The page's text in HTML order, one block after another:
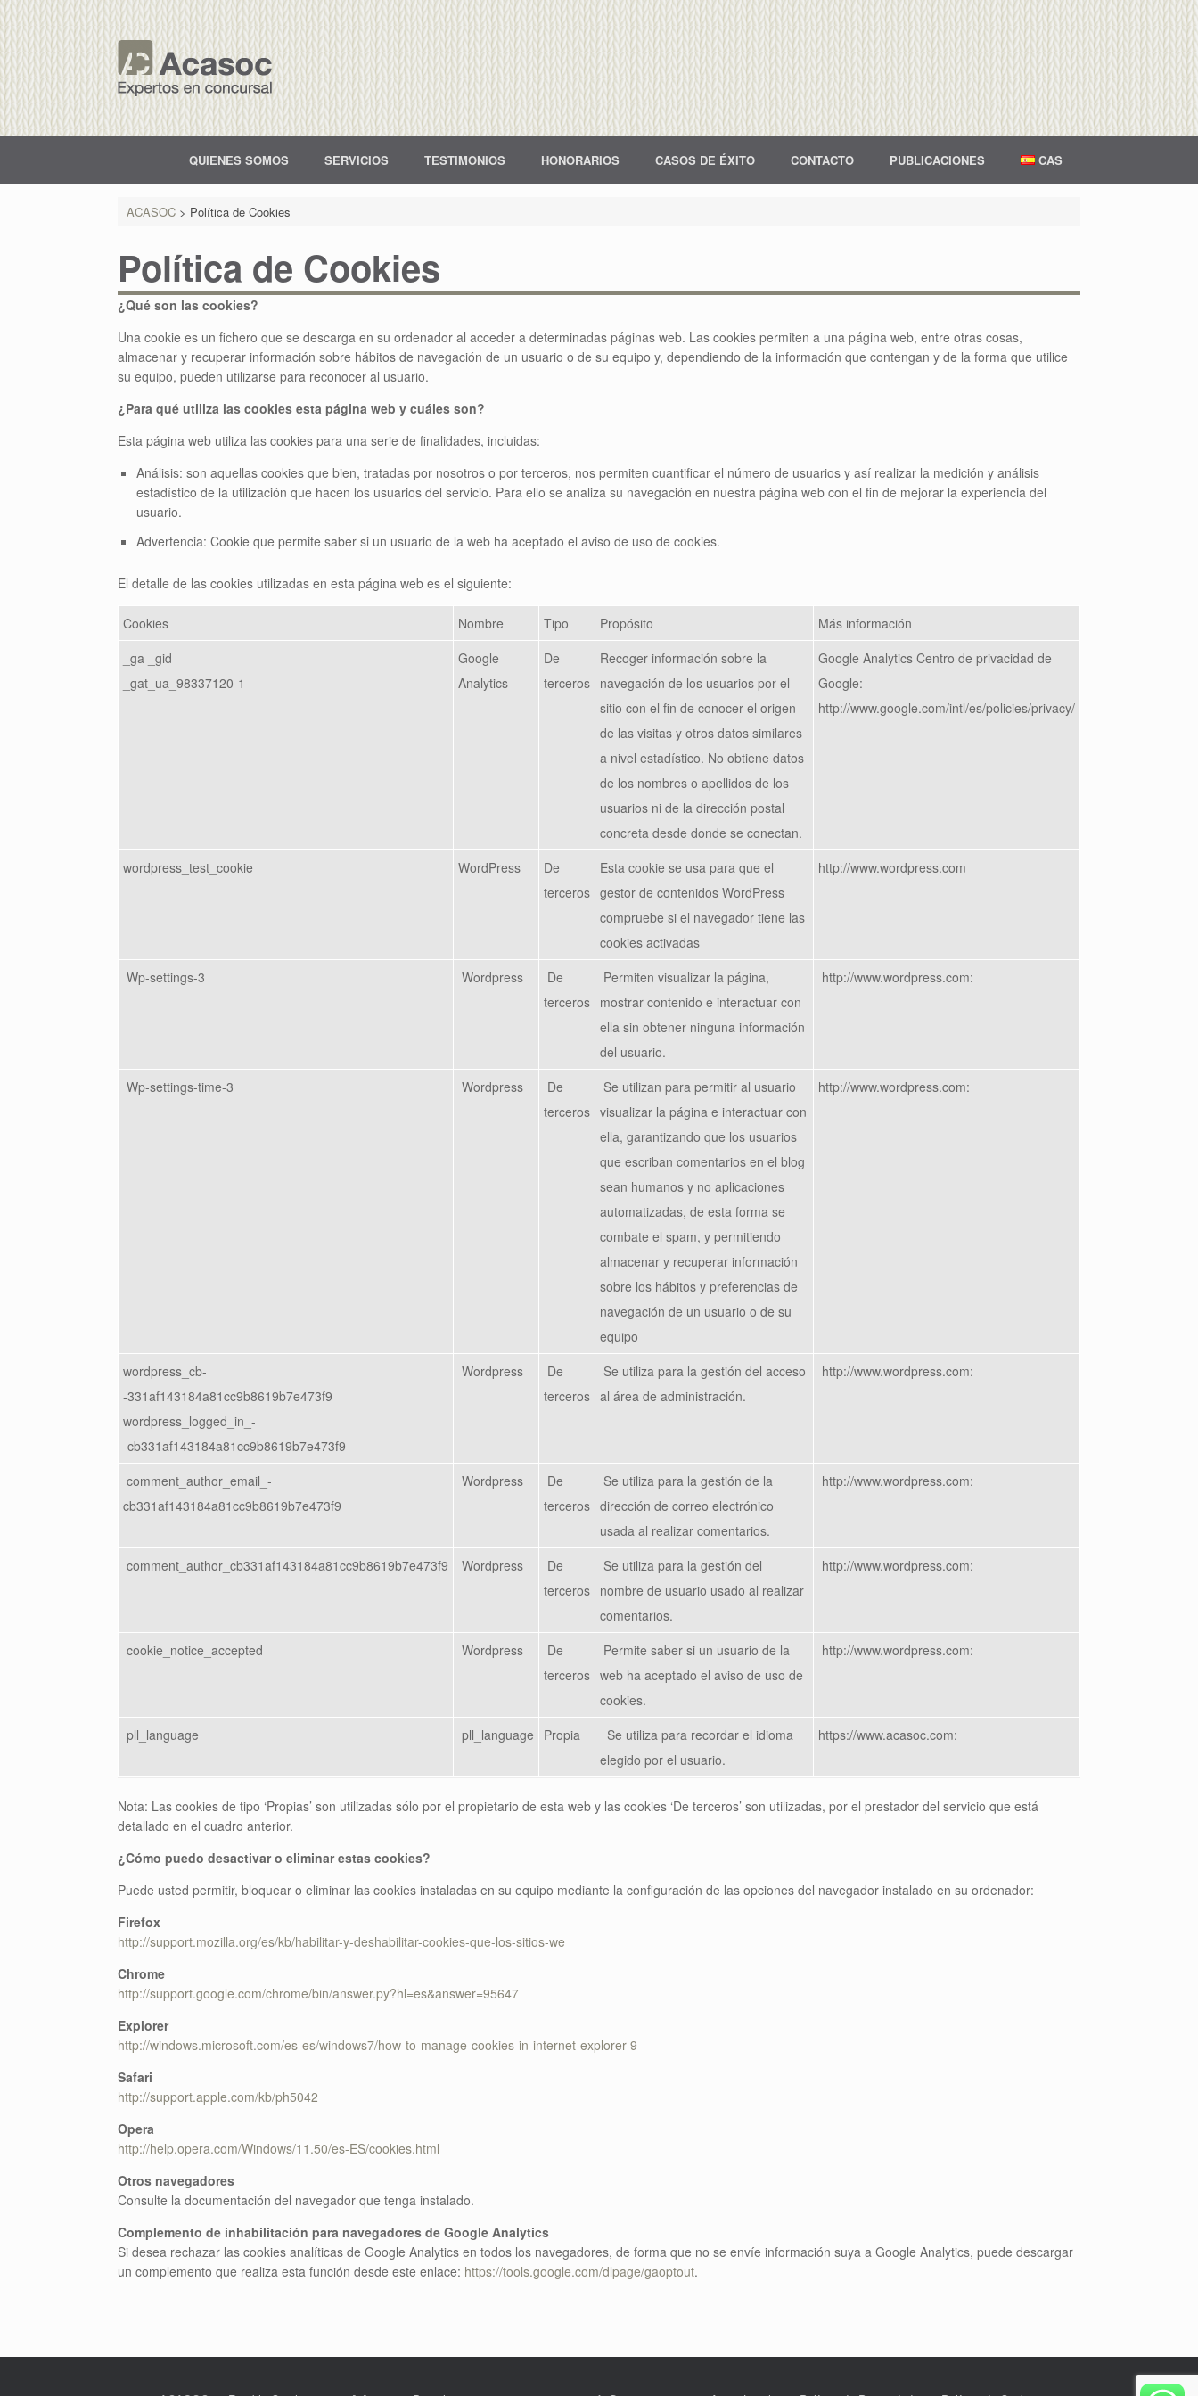
QUIENES SOMOS SERVICIOS TESTIMONIOS HONORARIOS CASOS DE ÉXITO CONTACTO PUBLICACIONES CAS
ACASOC> Política de Cookies
Política de Cookies
¿Qué son las cookies?
Una cookie es un fichero que se descarga en su ordenador al acceder a determinadas páginas web. Las cookies permiten a una página web, entre otras cosas,
almacenar y recuperar información sobre hábitos de navegación de un usuario o de su equipo y, dependiendo de la información que contengan y de la forma que utilice
su equipo, pueden utilizarse para reconocer al usuario.
¿Para qué utiliza las cookies esta página web y cuáles son?
Esta página web utiliza las cookies para una serie de finalidades, incluidas:
Análisis: son aquellas cookies que bien, tratadas por nosotros o por terceros, nos permiten cuantificar el número de usuarios y así realizar la medición y análisis
estadístico de la utilización que hacen los usuarios del servicio. Para ello se analiza su navegación en nuestra página web con el fin de mejorar la experiencia del
usuario.
Advertencia: Cookie que permite saber si un usuario de la web ha aceptado el aviso de uso de cookies.
El detalle de las cookies utilizadas en esta página web es el siguiente:
Cookies Nombre Tipo Propósito
Más información
_ga _gid
_gat_ua_98337120-1
Google
Analytics
De
terceros
Recoger información sobre la
navegación de los usuarios por el
sitio con el fin de conocer el origen
de las visitas y otros datos similares
a nivel estadístico. No obtiene datos
de los nombres o apellidos de los
usuarios ni de la dirección postal
concreta desde donde se conectan.
Google Analytics Centro de privacidad de
Google:
http://www.google.com/intl/es/policies/privacy/
wordpress_test_cookie WordPress
De
terceros
Esta cookie se usa para que el
gestor de contenidos WordPress
compruebe si el navegador tiene las
cookies activadas
http://www.wordpress.com
Wp-settings-3 Wordpress
De
terceros
Permiten visualizar la página,
mostrar contenido e interactuar con
ella sin obtener ninguna información
del usuario.
http://www.wordpress.com:
Wp-settings-time-3 Wordpress
De
terceros
Se utilizan para permitir al usuario
visualizar la página e interactuar con
ella, garantizando que los usuarios
que escriban comentarios en el blog
sean humanos y no aplicaciones
automatizadas, de esta forma se
combate el spam, y permitiendo
almacenar y recuperar información
sobre los hábitos y preferencias de
navegación de un usuario o de su
equipo
http://www.wordpress.com:
wordpress_cb-
-331af143184a81cc9b8619b7e473f9
wordpress_logged_in_-
-cb331af143184a81cc9b8619b7e473f9
Wordpress
De
terceros
Se utiliza para la gestión del acceso
al área de administración.
http://www.wordpress.com:
comment_author_email_-
cb331af143184a81cc9b8619b7e473f9
Wordpress
De
terceros
Se utiliza para la gestión de la
dirección de correo electrónico
usada al realizar comentarios.
http://www.wordpress.com:
comment_author_cb331af143184a81cc9b8619b7e473f9 Wordpress
De
terceros
Se utiliza para la gestión del
nombre de usuario usado al realizar
comentarios.
http://www.wordpress.com:
cookie_notice_accepted Wordpress
De
terceros
Permite saber si un usuario de la
web ha aceptado el aviso de uso de
cookies.
http://www.wordpress.com:
pll_language pll_language Propia
Se utiliza para recordar el idioma
elegido por el usuario.
https://www.acasoc.com:
Nota: Las cookies de tipo ‘Propias’ son utilizadas sólo por el propietario de esta web y las cookies ‘De terceros’ son utilizadas, por el prestador del servicio que está
detallado en el cuadro anterior.
¿Cómo puedo desactivar o eliminar estas cookies?
Puede usted permitir, bloquear o eliminar las cookies instaladas en su equipo mediante la configuración de las opciones del navegador instalado en su ordenador:
Firefox
http://support.mozilla.org/es/kb/habilitar-y-deshabilitar-cookies-que-los-sitios-we
Chrome
http://support.google.com/chrome/bin/answer.py?hl=es&answer=95647
Explorer
http://windows.microsoft.com/es-es/windows7/how-to-manage-cookies-in-internet-explorer-9
Safari
http://support.apple.com/kb/ph5042
Opera
http://help.opera.com/Windows/11.50/es-ES/cookies.html
Otros navegadores
Consulte la documentación del navegador que tenga instalado.
Complemento de inhabilitación para navegadores de Google Analytics
Si desea rechazar las cookies analíticas de Google Analytics en todos los navegadores, de forma que no se envíe información suya a Google Analytics, puede descargar
un complemento que realiza esta función desde este enlace: https://tools.google.com/dlpage/gaoptout.